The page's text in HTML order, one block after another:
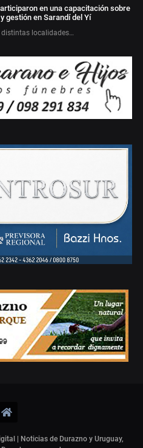
en una capacitación sobre
gestión en Sarandí del Yí
distintas localidades…
| Noticias de Durazno y Uruguay,